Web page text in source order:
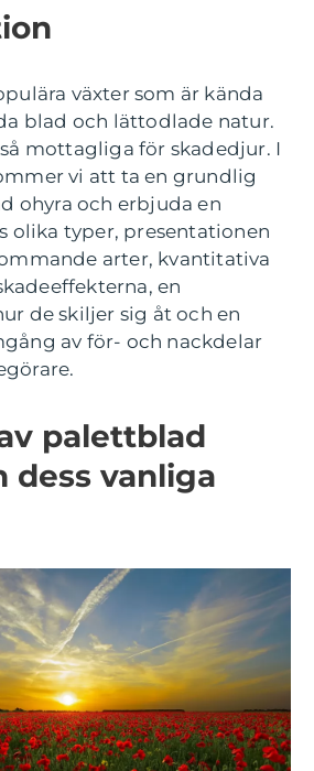
växter som är kända
blad och lättodlade natur.
mottagliga för skadedjur. I
vi att ta en grundlig
ohyra och erbjuda en
olika typer, presentationen
arter, kvantitativa
en
de skiljer sig åt och en
av för- och nackdelar
palettblad
dess vanliga